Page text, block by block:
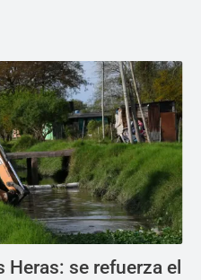
Heras: se refuerza el